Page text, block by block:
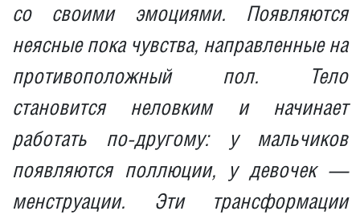
со своими эмоциями. Появляются
неясные пока чувства, направленные на
противоположный пол. Тело
становится неловким и начинает
работать по-другому: у мальчиков
появляются поллюции, у девочек —
менструации. Эти трансформации